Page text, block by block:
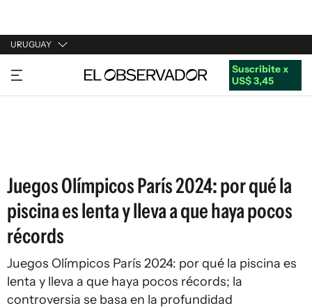
URUGUAY
URUGUAY
ARGENTINA
Suscribite x
US$ 3,45
Juegos Olímpicos París 2024: por qué la
piscina es lenta y lleva a que haya pocos
récords
Juegos Olímpicos París 2024: por qué la piscina es
lenta y lleva a que haya pocos récords; la
controversia se basa en la profundidad